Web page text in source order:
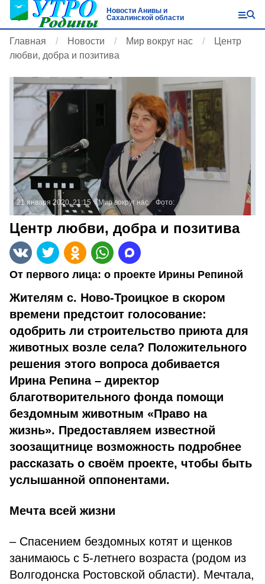
Новости Анивы и
Сахалинской области
Главная Новости Мир вокруг нас
Центр
любви, добра и позитива
21 января 2020, 21:15 Мир вокруг нас Фото:
Центр любви, добра и позитива
От первого лица: о проекте Ирины Репиной
Жителям с. Ново-Троицкое в скором
времени предстоит голосование:
одобрить ли строительство приюта для
животных возле села? Положительного
решения этого вопроса добивается
Ирина Репина – директор
благотворительного фонда помощи
бездомным животным «Право на
жизнь». Предоставляем известной
зоозащитнице возможность подробнее
рассказать о своём проекте, чтобы быть
услышанной оппонентами.
Мечта всей жизни
– Спасением бездомных котят и щенков
занимаюсь с 5-летнего возраста (родом из
Волгодонска Ростовской области). Мечтала,